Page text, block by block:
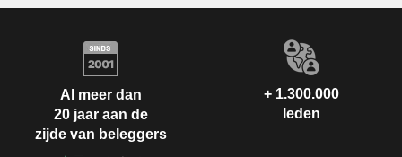
Al meer dan
20 jaar aan de
zijde van beleggers
+ 1.300.000
leden